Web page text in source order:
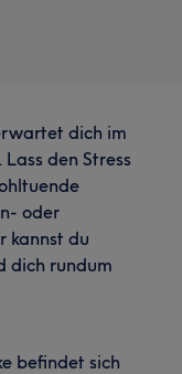
dich im
den Stress
oder
kannst du
dich rundum
befindet sich